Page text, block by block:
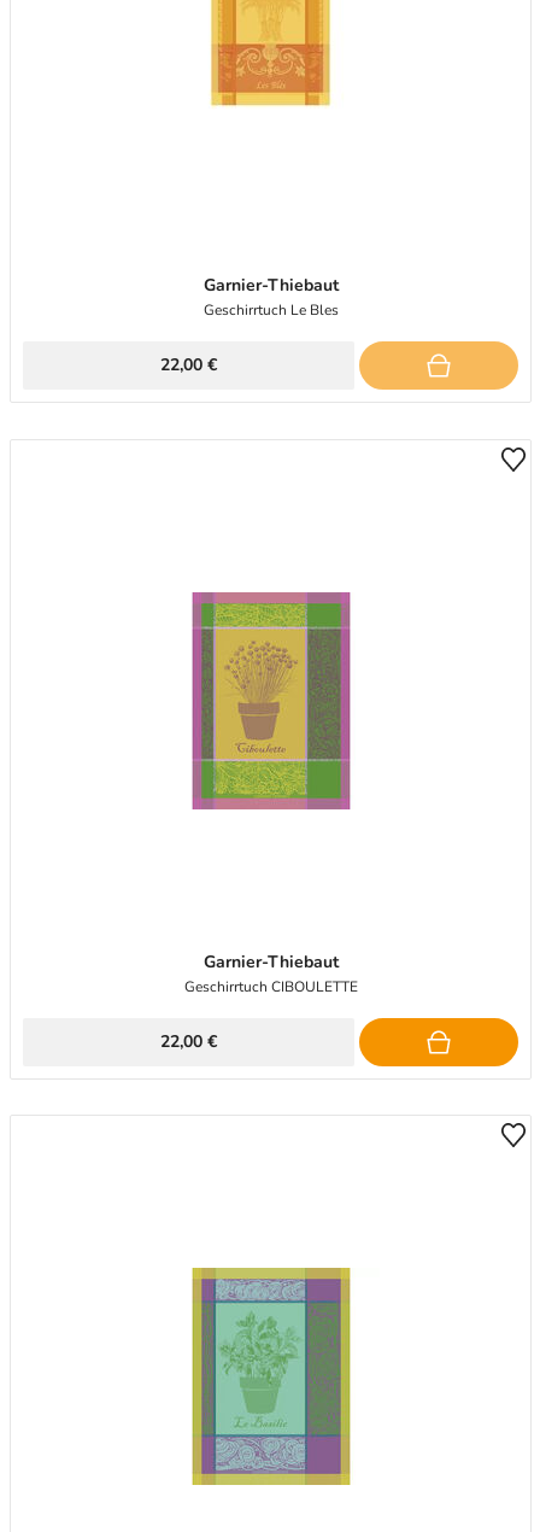
Garnier-Thiebaut
Geschirrtuch Le Bles
22,00 €
Garnier-Thiebaut
Geschirrtuch CIBOULETTE
22,00 €